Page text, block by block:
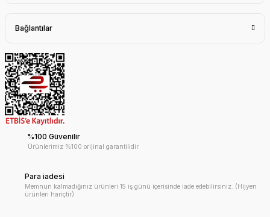
Bağlantılar
%100 Güvenilir
Ürünlerimiz %100 orijinal garantilidir.
Para iadesi
Memnun kalmadığınız ürünleri 15 iş günü içerisinde iade edebilirsiniz. (Hijyen
ürünleri hariçtir)